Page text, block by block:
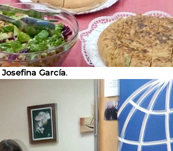
Josefina García.